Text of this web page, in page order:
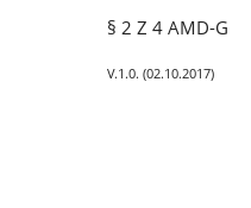
§ 2 Z 4 AMD-G
V.1.0. (02.10.2017)